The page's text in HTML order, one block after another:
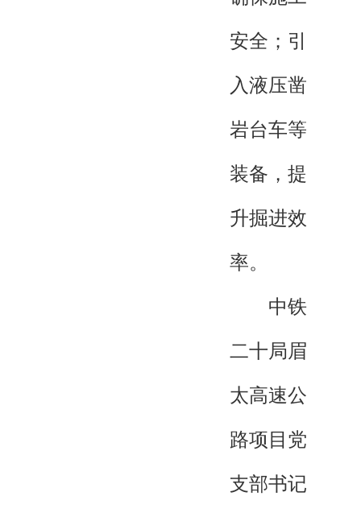
安全；引
入液压凿
岩台车等
装备，提
升掘进效
率。
中铁
二十局眉
太高速公
路项目党
支部书记